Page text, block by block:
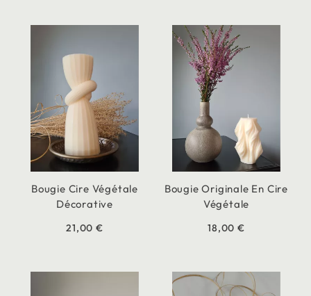
Bougie Cire Végétale
Décorative
21,00 €
Bougie Originale En Cire
Végétale
18,00 €